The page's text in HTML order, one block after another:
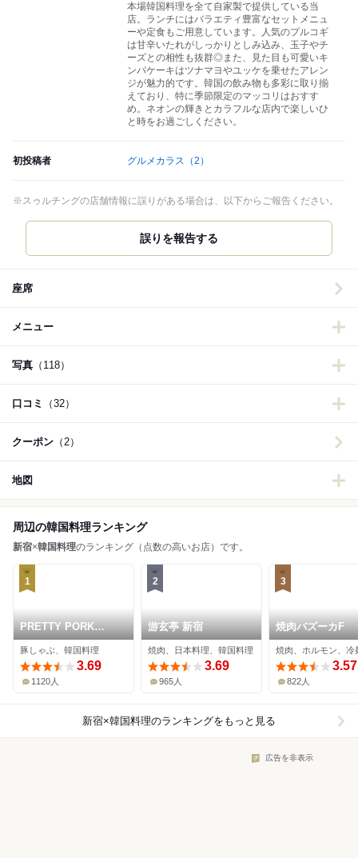
本場韓国料理を全て自家製で提供している当
店。ランチにはバラエティ豊富なセットメニュ
ーや定食もご用意しています。人気のプルコギ
は甘辛いたれがしっかりとしみ込み、玉子やチ
ーズとの相性も抜群◎また、見た目も可愛いキ
ンパケーキはツナマヨやユッケを乗せたアレン
ジが魅力的です。韓国の飲み物も多彩に取り揃
えており、特に季節限定のマッコリはおすす
め。ネオンの輝きとカラフルな店内で楽しいひ
と時をお過ごしください。
初投稿者 グルメカラス （2）
※スゥルチングの店舗情報に誤りがある場合は、以下からご報告ください。
誤りを報告する
座席
メニュー
写真 （118）
口コミ （32）
クーポン （2）
地図
周辺の韓国料理ランキング
新宿×韓国料理のランキング（点数の高いお店）です。
1
PRETTY PORK
FACTORY
豚しゃぶ、韓国料理
3.69
1120人
2
游玄亭 新宿
焼肉、日本料理、韓国料理
3.69
965人
3
焼肉バズーカF
焼肉、ホルモン、冷
3.57
822人
新宿×韓国料理のランキングをもっと見る
広告を非表示